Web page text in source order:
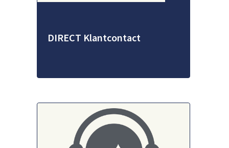
DIRECT Klantcontact